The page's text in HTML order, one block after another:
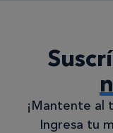
¡Mantente al
Ingresa tu